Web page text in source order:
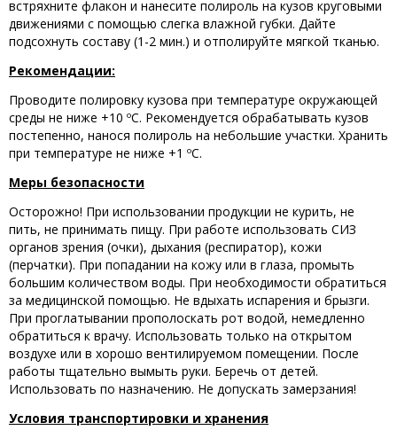
встряхните флакон и нанесите полироль на кузов круговыми
движениями с помощью слегка влажной губки. Дайте
подсохнуть составу (1-2 мин.) и отполируйте мягкой тканью.
Рекомендации:
Проводите полировку кузова при температуре окружающей
среды не ниже +10 ºC. Рекомендуется обрабатывать кузов
постепенно, нанося полироль на небольшие участки. Хранить
при температуре не ниже +1 ºC.
Меры безопасности
Осторожно! При использовании продукции не курить, не
пить, не принимать пищу. При работе использовать СИЗ
органов зрения (очки), дыхания (респиратор), кожи
(перчатки). При попадании на кожу или в глаза, промыть
большим количеством воды. При необходимости обратиться
за медицинской помощью. Не вдыхать испарения и брызги.
При проглатывании прополоскать рот водой, немедленно
обратиться к врачу. Использовать только на открытом
воздухе или в хорошо вентилируемом помещении. После
работы тщательно вымыть руки. Беречь от детей.
Использовать по назначению. Не допускать замерзания!
Условия транспортировки и хранения